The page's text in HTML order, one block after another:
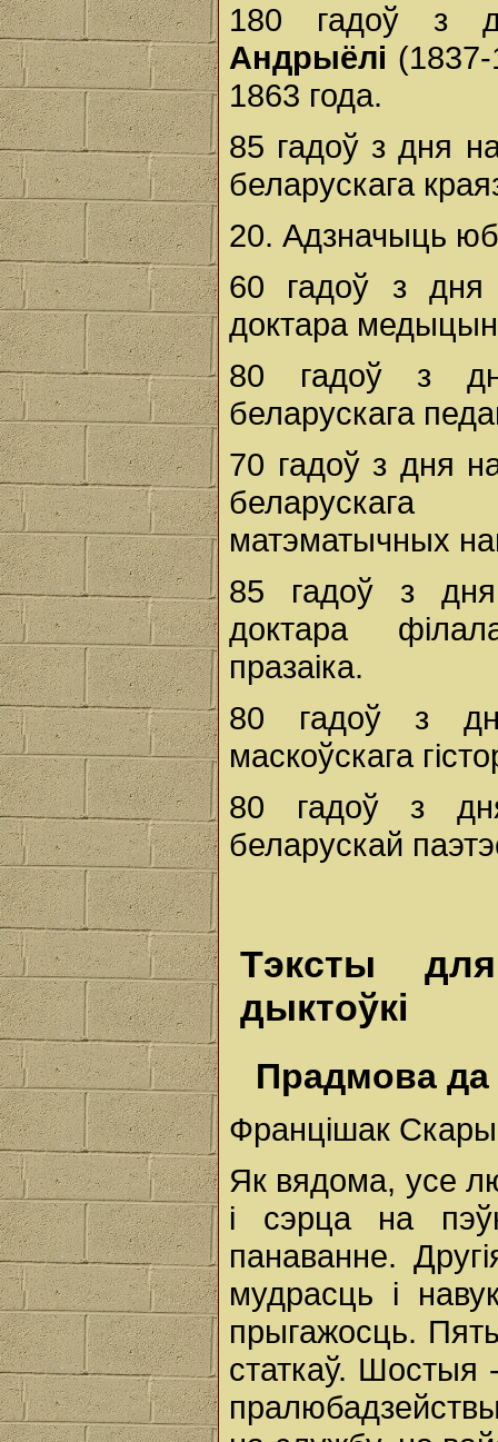
180 гадоў з
Андрыёлі (1837-
1863 года.
85 гадоў з дня
беларускага
20. Адзначыць
60 гадоў з
доктара
80 гадоў з
беларускага
70 гадоў з дня
беларускага
матэматычных
85 гадоў з
доктара
празаіка.
80 гадоў з
маскоўскага
80 гадоў з
беларускай
Тэксты
дыктоўкі
Прадмова да
Францішак
Як вядома, усе
і сэрца на
панаванне.
мудрасць і
прыгажосць.
статкаў. Шостыя